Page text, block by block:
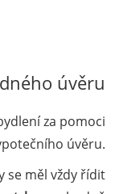
úvěru
za pomoci
úvěru.
se měl vždy řídit